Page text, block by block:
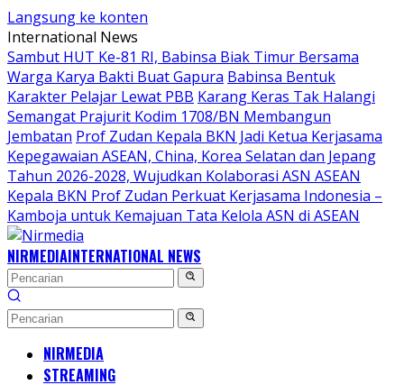
Langsung ke konten
International News
Sambut HUT Ke-81 RI, Babinsa Biak Timur Bersama
Warga Karya Bakti Buat Gapura Babinsa Bentuk
Karakter Pelajar Lewat PBB Karang Keras Tak Halangi
Semangat Prajurit Kodim 1708/BN Membangun
Jembatan Prof Zudan Kepala BKN Jadi Ketua Kerjasama
Kepegawaian ASEAN, China, Korea Selatan dan Jepang
Tahun 2026-2028, Wujudkan Kolaborasi ASN ASEAN
Kepala BKN Prof Zudan Perkuat Kerjasama Indonesia –
Kamboja untuk Kemajuan Tata Kelola ASN di ASEAN
NIRMEDIAINTERNATIONAL NEWS
NIRMEDIA
STREAMING